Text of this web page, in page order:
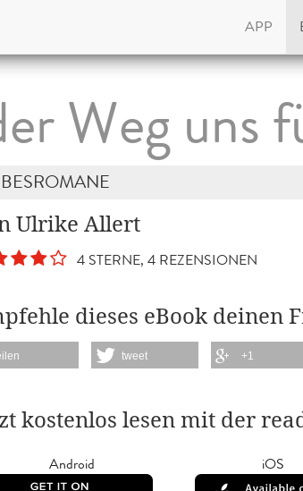
APP
Weg uns
Ulrike Allert
4 STERNE, 4 REZENSIONEN
dieses eBook deinen
tweet +1
kostenlos lesen mit der
Android iOS